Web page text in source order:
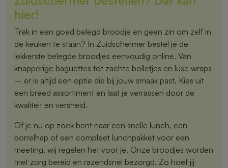
hier!
Trek in een goed belegd broodje en geen zin om zelf in
de keuken te staan? In Zuidschermer bestel je de
lekkerste belegde broodjes eenvoudig online. Van
knapperige baguettes tot zachte bolletjes en luxe wraps
– er is altijd een optie die bij jouw smaak past. Kies uit
een breed assortiment en laat je verrassen door de
kwaliteit en versheid.
Of je nu op zoek bent naar een snelle lunch, een
borrelhap of een compleet lunchpakket voor een
meeting, wij regelen het voor je. Onze broodjes worden
met zorg bereid en razendsnel bezorgd. Zo hoef jij